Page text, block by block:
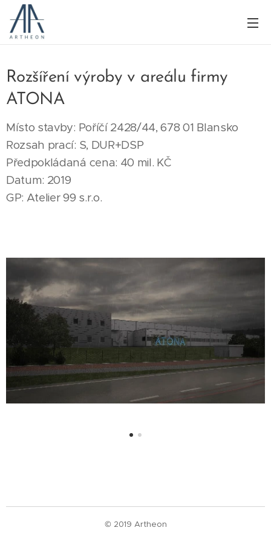
Rozšíření výroby v areálu firmy
ATONA
Místo stavby: Poříčí 2428/44, 678 01 Blansko
Rozsah prací: S, DUR+DSP
Předpokládaná cena: 40 mil. KČ
Datum: 2019
GP: Atelier 99 s.r.o.
© 2019 Artheon